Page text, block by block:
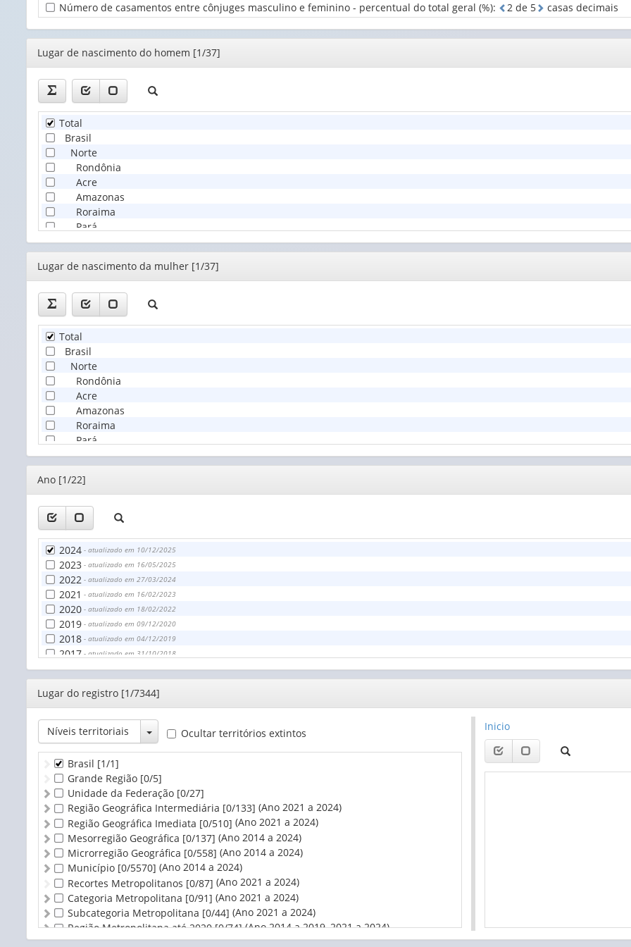
do
(1)
do
(1)
de
da
(1)
Número de casamentos entre cônjuges masculino e feminino - percentual do total geral (%): 2 de 5 casas decimais
Editor
Lugar de nascimento do homem [1/37]
Sudeste
Minas Gerais
Espírito Santo
Rio de Janeiro
São Paulo
Sul
Paraná
Santa Catarina
Rio Grande do Sul
Centro-Oeste
Mato Grosso do Sul
Mato Grosso
Goiás
Distrito Federal
Brasil, sem especificação
Ignorado
Estrangeiro
Total
Brasil
Norte
Rondônia
Acre
Amazonas
Roraima
Pará
Amapá
Tocantins
Nordeste
Maranhão
Piauí
Ceará
Rio Grande do Norte
Paraíba
Pernambuco
Alagoas
Sergipe
Bahia
Editor
Lugar de nascimento da mulher [1/37]
Sudeste
Minas Gerais
Espírito Santo
Rio de Janeiro
São Paulo
Sul
Paraná
Santa Catarina
Rio Grande do Sul
Centro-Oeste
Mato Grosso do Sul
Mato Grosso
Goiás
Distrito Federal
Brasil, sem especificação
Ignorado
Estrangeiro
Total
Brasil
Norte
Rondônia
Acre
Amazonas
Roraima
Pará
Amapá
Tocantins
Nordeste
Maranhão
Piauí
Ceará
Rio Grande do Norte
Paraíba
Pernambuco
Alagoas
Sergipe
Bahia
Editor
Ano [1/22]
2004 - atualizado em 05/12/2006
2003 - atualizado em 16/10/2008
2024 - atualizado em 10/12/2025
2023 - atualizado em 16/05/2025
2022 - atualizado em 27/03/2024
2021 - atualizado em 16/02/2023
2020 - atualizado em 18/02/2022
2019 - atualizado em 09/12/2020
2018 - atualizado em 04/12/2019
2017 - atualizado em 31/10/2018
2016- atualizado em 14/11/2017
2015
2014 - atualizado em 30/11/2015
2013
2012- atualizado em 20/12/2013
2011- atualizado em 17/12/2012
2010
2009 - atualizado em 12/11/2010
2008 - atualizado em 25/11/2009
2007 - atualizado em 04/12/2008
2006- atualizado em 06/12/2007
2005- atualizado em 05/12/2006
Editor
Lugar do registro [1/7344]
Níveis territoriais Toggle Dropdown
Ocultar territórios extintos
Brasil [1/1]
Grande Região [0/5]
Unidade da Federação [0/27]
Região Geográfica Intermediária [0/133] (Ano 2021 a 2024)
Região Geográfica Imediata [0/510] (Ano 2021 a 2024)
Mesorregião Geográfica [0/137] (Ano 2014 a 2024)
Microrregião Geográfica [0/558] (Ano 2014 a 2024)
Município [0/5570] (Ano 2014 a 2024)
Recortes Metropolitanos [0/87] (Ano 2021 a 2024)
Categoria Metropolitana [0/91] (Ano 2021 a 2024)
Subcategoria Metropolitana [0/44] (Ano 2021 a 2024)
Região Metropolitana até 2020[0/74](Ano 2014 a 2019, 2021 a 2024)
Região Metropolitana e Subdivisão até 2020[0/104](Ano 2014 a 2019, 2021 a 2024)
Inicio